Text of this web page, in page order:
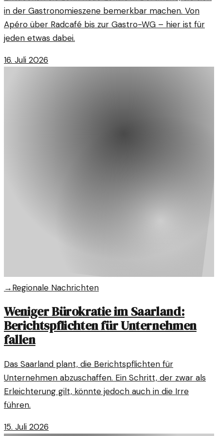
in der Gastronomieszene bemerkbar machen. Von
Apéro über Radcafé bis zur Gastro-WG – hier ist für
jeden etwas dabei.
16. Juli 2026
→Regionale Nachrichten
Weniger Bürokratie im Saarland:
Berichtspflichten für Unternehmen
fallen
Das Saarland plant, die Berichtspflichten für
Unternehmen abzuschaffen. Ein Schritt, der zwar als
Erleichterung gilt, könnte jedoch auch in die Irre
führen.
15. Juli 2026